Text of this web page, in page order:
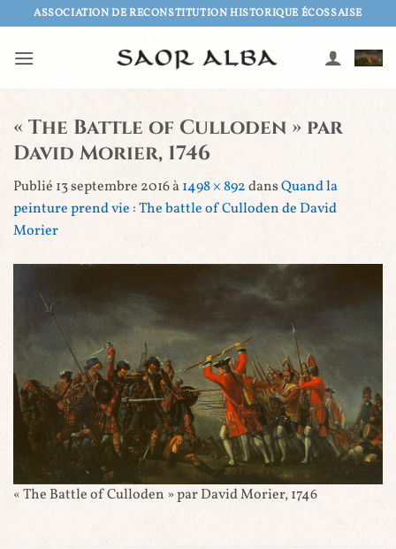
Passer
au
contenu
ASSOCIATION DE RECONSTITUTION HISTORIQUE ÉCOSSAISE
« The Battle of Culloden » par
David Morier, 1746
Publié 13 septembre 2016à1498 × 892dansQuand la
peinture prend vie : The battle of Culloden de David
Morier
« The Battle of Culloden » par David Morier, 1746